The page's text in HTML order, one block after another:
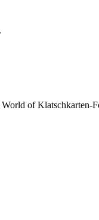
of Klatschkarten-